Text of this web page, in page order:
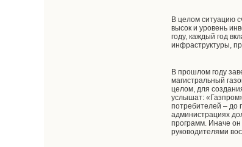
В целом ситуацию
высок и уровень
году, каждый год
инфраструктуры,
В прошлом году
магистральный
целом, для
услышат:
потребителей – до
администрациях
программ. Иначе он
руководителями